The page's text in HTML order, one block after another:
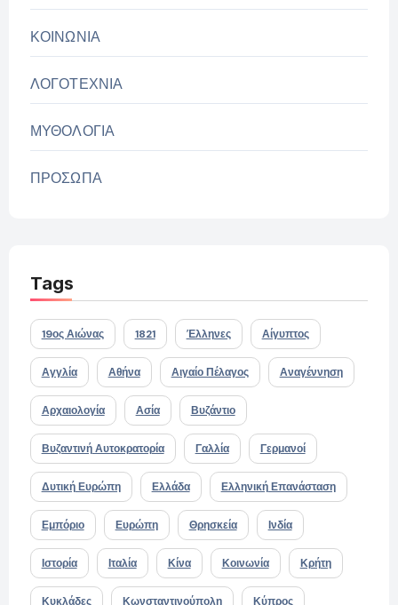
ΚΟΙΝΩΝΙΑ
ΛΟΓΟΤΕΧΝΙΑ
ΜΥΘΟΛΟΓΙΑ
ΠΡΟΣΩΠΑ
Tags
19ος Αιώνας 1821 Έλληνες Αίγυπτος
Αγγλία Αθήνα Αιγαίο Πέλαγος Αναγέννηση
Αρχαιολογία Ασία Βυζάντιο
Βυζαντινή Αυτοκρατορία Γαλλία Γερμανοί
Δυτική Ευρώπη Ελλάδα Ελληνική Επανάσταση
Εμπόριο Ευρώπη Θρησκεία Ινδία
Ιστορία Ιταλία Κίνα Κοινωνία Κρήτη
Κυκλάδες Κωνσταντινούπολη Κύπρος